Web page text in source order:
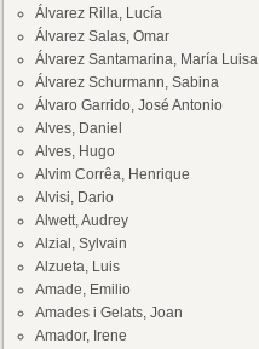
Álvarez Rilla, Lucía
Álvarez Salas, Omar
Álvarez Santamarina, María Luisa
Álvarez Schurmann, Sabina
Álvaro Garrido, José Antonio
Alves, Daniel
Alves, Hugo
Alvim Corrêa, Henrique
Alvisi, Dario
Alwett, Audrey
Alzial, Sylvain
Alzueta, Luis
Amade, Emilio
Amades i Gelats, Joan
Amador, Irene